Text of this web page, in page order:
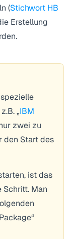
(Stichwort HB
Erstellung
„IBM
zwei zu
den Start des
ist das
Schritt. Man